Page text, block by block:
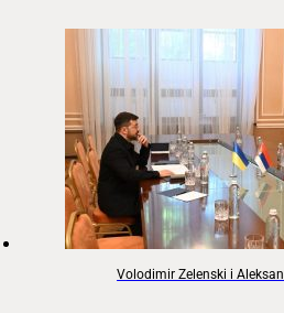
Volodimir Zelenski i